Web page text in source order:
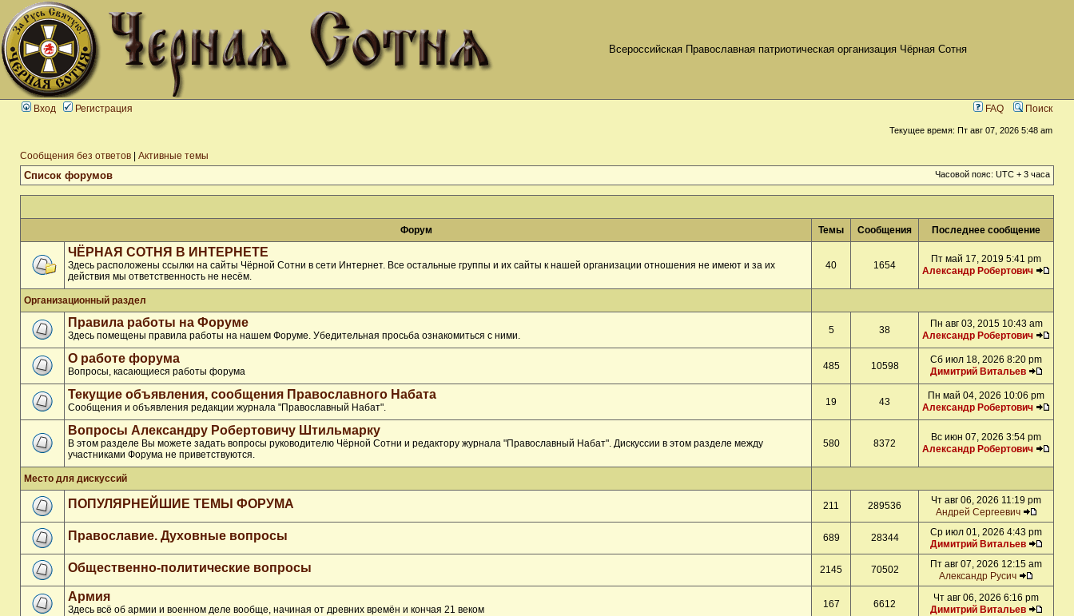
Всероссийская Православная патриотическая организация Чёрная Сотня
Вход Регистрация FAQ Поиск
Текущее время: Пт авг 07, 2026 5:48 am
Сообщения без ответов Активные темы
Список форумов Часовой пояс: UTC + 3 часа
Форум Темы Сообщения Последнее сообщение
ЧЁРНАЯ СОТНЯ В ИНТЕРНЕТЕ
Здесь расположены ссылки на сайты Чёрной Сотни в сети Интернет. Все остальные группы и их сайты к нашей организации отношения не имеют и за их
действия мы ответственность не несём.
40 1654
Пт май 17, 2019 5:41 pm
Александр Робертович
Организационный раздел
Правила работы на Форуме
Здесь помещены правила работы на нашем Форуме. Убедительная просьба ознакомиться с ними. 5 38
Пн авг 03, 2015 10:43 am
Александр Робертович
О работе форума
Вопросы, касающиеся работы форума 485 10598
Сб июл 18, 2026 8:20 pm
Димитрий Витальев
Текущие объявления, сообщения Православного Набата
Сообщения и объявления редакции журнала "Православный Набат". 19 43
Пн май 04, 2026 10:06 pm
Александр Робертович
Вопросы Александру Робертовичу Штильмарку
В этом разделе Вы можете задать вопросы руководителю Чёрной Сотни и редактору журнала "Православный Набат". Дискуссии в этом разделе между
участниками Форума не приветствуются.
580 8372
Вс июн 07, 2026 3:54 pm
Александр Робертович
Место для дискуссий
ПОПУЛЯРНЕЙШИЕ ТЕМЫ ФОРУМА 211 289536
Чт авг 06, 2026 11:19 pm
Андрей Сергеевич
Православие. Духовные вопросы 689 28344
Ср июл 01, 2026 4:43 pm
Димитрий Витальев
Общественно-политические вопросы 2145 70502
Пт авг 07, 2026 12:15 am
Александр Русич
Армия
Здесь всё об армии и военном деле вообще, начиная от древних времён и кончая 21 веком 167 6612
Чт авг 06, 2026 6:16 pm
Димитрий Витальев